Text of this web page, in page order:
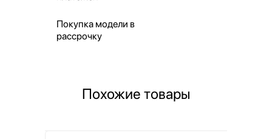
Покупка модели в
рассрочку
Похожие товары